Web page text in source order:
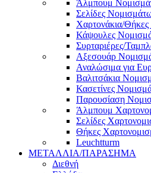
Άλμπουμ
Σελίδες
Χαρτονάκια/
Κάψουλες
Συρταριέρες/
Αξεσουάρ
Αναλώσιμα για
Βαλιτσάκια
Κασετίνες
Παρουσίαση
Άλμπουμ
Σελίδες
Θήκες
Leuchtturm
ΜΕΤΑΛΛΙΑ/ΠΑΡΑΣΗΜΑ
Διεθνή